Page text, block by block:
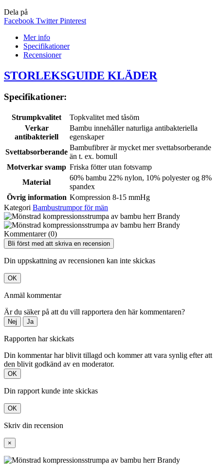
Dela på
Facebook Twitter Pinterest
Mer info
Specifikationer
Recensioner
STORLEKSGUIDE KLÄDER
Specifikationer:
Strumpkvalitet
Topkvalitet med tåsöm
Verkar
antibakteriell
Bambu innehåller naturliga antibakteriella
egenskaper
Svettabsorberande
Bambufibrer är mycket mer svettabsorberande
än t. ex. bomull
Motverkar svamp Friska fötter utan fotsvamp
Material
60% bambu 22% nylon, 10% polyester og 8%
spandex
Övrig information Kompression 8-15 mmHg
Kategori Bambustrumpor för män
Kommentarer (0)
Bli först med att skriva en recension
Din uppskattning av recensionen kan inte skickas
OK
Anmäl kommentar
Är du säker på att du vill rapportera den här kommentaren?
Nej Ja
Rapporten har skickats
Din kommentar har blivit tillagd och kommer att vara synlig efter att
den blivit godkänd av en moderator.
OK
Din rapport kunde inte skickas
OK
Skriv din recension
×